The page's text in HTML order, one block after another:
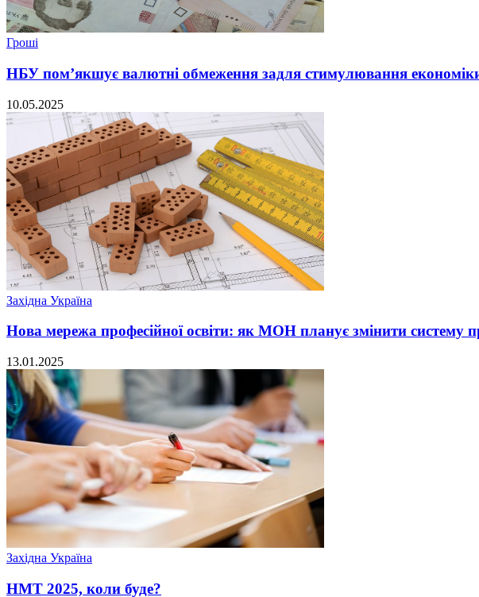
Гроші
НБУ пом’якшує валютні обмеження задля стимулювання
10.05.2025
Західна Україна
Нова мережа професійної освіти: як МОН планує змінити систему
13.01.2025
Західна Україна
НМТ 2025, коли буде?